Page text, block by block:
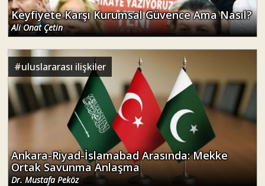
Keyfiyete Karşı Kurumsal Güvence Ama Nasıl?
Ali Onat Çetin
#uluslararası ilişkiler
Ankara-Riyad-İslamabad Arasında: Mekke
Ortak Savunma Anlaşma
Dr. Mustafa Peköz